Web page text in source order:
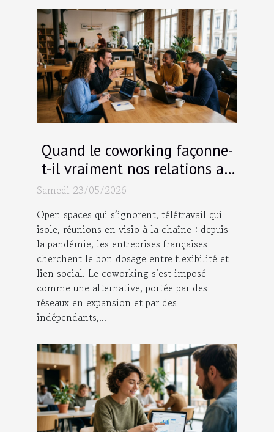
Quand le coworking façonne-
t-il vraiment nos relations au
travail ?
Samedi 23/05/2026
Open spaces qui s’ignorent, télétravail qui
isole, réunions en visio à la chaîne : depuis
la pandémie, les entreprises françaises
cherchent le bon dosage entre flexibilité et
lien social. Le coworking s’est imposé
comme une alternative, portée par des
réseaux en expansion et par des
indépendants,...